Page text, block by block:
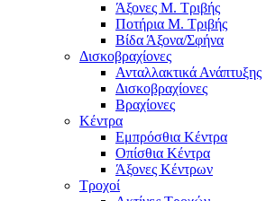
Άξονες Μ. Τριβής
Ποτήρια Μ. Τριβής
Βίδα Άξονα/Σφήνα
Δισκοβραχίονες
Ανταλλακτικά Ανάπτυξης
Δισκοβραχίονες
Βραχίονες
Κέντρα
Εμπρόσθια Κέντρα
Οπίσθια Κέντρα
Άξονες Κέντρων
Τροχοί